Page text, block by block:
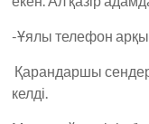
-Ұялы телефон
Қарандаршы
келді.